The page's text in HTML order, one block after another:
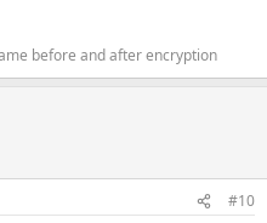
before and after encryption
#10